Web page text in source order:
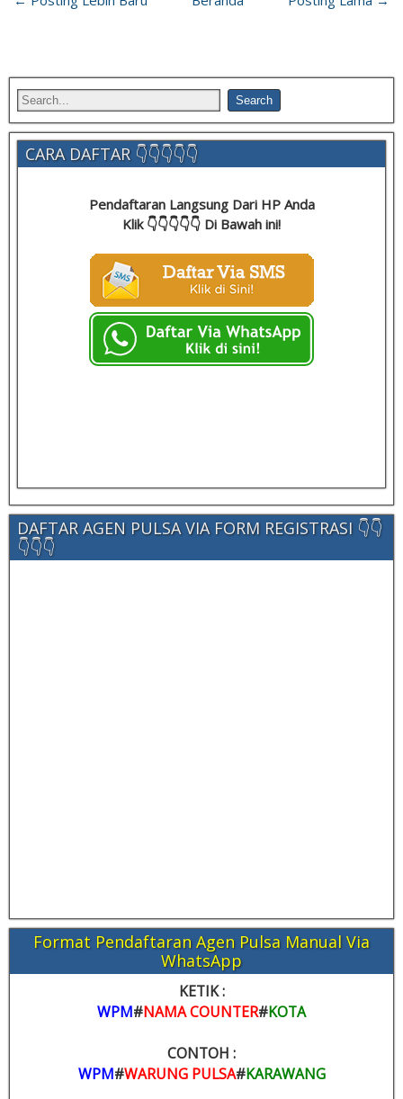
CARA DAFTAR 👇👇👇👇👇
Pendaftaran Langsung Dari HP Anda
Klik 👇👇👇👇👇 Di Bawah ini!
DAFTAR AGEN PULSA VIA FORM REGISTRASI 👇👇
👇👇👇
Format Pendaftaran Agen Pulsa Manual Via
WhatsApp
KETIK :
WPM#NAMA COUNTER#KOTA
CONTOH :
WPM#WARUNG PULSA#KARAWANG